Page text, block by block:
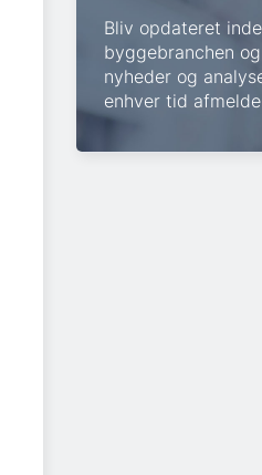
Bliv opdateret
byggebranchen
nyheder og
enhver tid